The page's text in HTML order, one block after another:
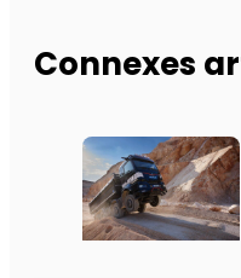
Connexes